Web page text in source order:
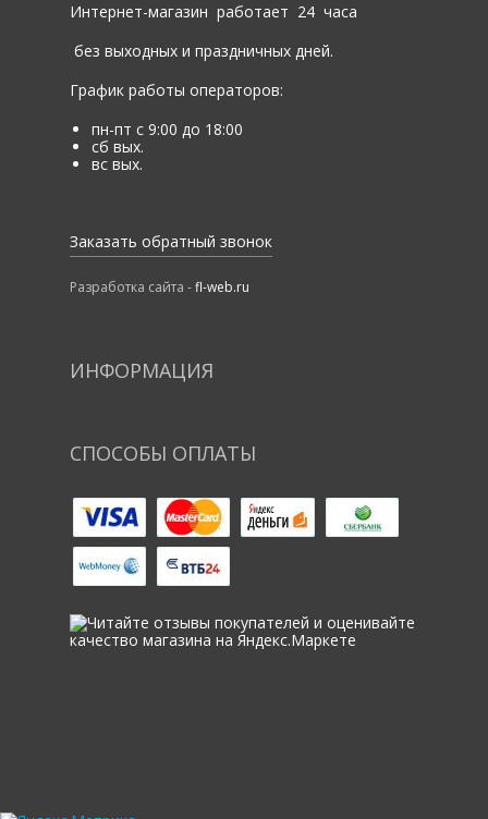
Интернет-магазин работает 24 часа
без выходных и праздничных дней.
График работы операторов:
пн-пт с 9:00 до 18:00
сб вых.
вс вых.
Заказать обратный звонок
Разработка сайта -fl-web.ru
ИНФОРМАЦИЯ
СПОСОБЫ ОПЛАТЫ